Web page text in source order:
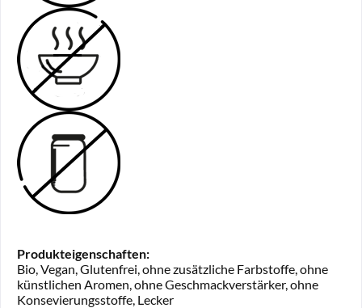
Produkteigenschaften:
Bio, Vegan, Glutenfrei, ohne zusätzliche Farbstoffe, ohne
künstlichen Aromen, ohne Geschmackverstärker, ohne
Konsevierungsstoffe, Lecker